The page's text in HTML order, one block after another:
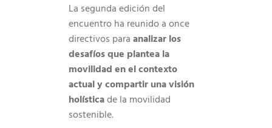
La segunda edición del
encuentro ha reunido a once
directivos paraanalizar los
desafíos que plantea la
movilidad en el contexto
actual y compartir una visión
holísticade la movilidad
sostenible.